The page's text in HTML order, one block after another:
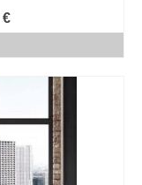
€Fascia
di
279,00 €
1.148,00 €